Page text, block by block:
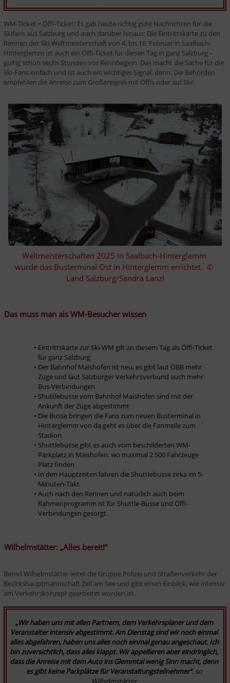
WM-Ticket = Öffi-Ticket! Es gab heute richtig gute Nachrichten für die
Skifans aus Salzburg und auch darüber hinaus: Die Eintrittskarte zu den
Rennen der Ski-Weltmeisterschaft von 4. bis 16. Februar in Saalbach-
Hinterglemm ist auch ein Öffi-Ticket für diesen Tag in ganz Salzburg –
gültig schon sechs Stunden vor Rennbeginn. Das macht die Sache für die
Ski-Fans einfach und ist auch ein wichtiges Signal, denn: Die Behörden
empfehlen die Anreise zum Großereignis mit Öffis oder auf Ski!
Weltmeisterschaften 2025 in Saalbach-Hinterglemm
wurde das Busterminal Ost in Hinterglemm errichtet.  ©
Land Salzburg/Sandra Lanzl
Das muss man als WM-Besucher wissen
Eintrittskarte zur Ski-WM gilt an diesem Tag als Öffi-Ticket
für ganz Salzburg
Der Bahnhof Maishofen ist neu, es gibt laut ÖBB mehr
Züge und laut Salzburger Verkehrsverbund auch mehr
Bus-Verbindungen
Shuttlebusse vom Bahnhof Maishofen sind mit der
Ankunft der Züge abgestimmt
Die Busse bringen die Fans zum neuen Busterminal in
Hinterglemm von da geht es über die Fanmeile zum
Stadion
Shuttlebusse gibt es auch vom beschilderten WM-
Parkplatz in Maishofen, wo maximal 2.500 Fahrzeuge
Platz finden
In den Hauptzeiten fahren die Shuttlebusse zirka im 5-
Minuten-Takt
Auch nach den Rennen und natürlich auch beim
Rahmenprogramm ist für Shuttle-Busse und Öffi-
Verbindungen gesorgt
Wilhelmstätter: „Alles bereit!“
Bernd Wilhelmstätter leitet die Gruppe Polizei und Straßenverkehr der
Bezirkshauptmannschaft Zell am See und gibt einen Einblick, wie intensiv
am Verkehrskonzept gearbeitet worden ist.
„Wir haben uns mit allen Partnern, dem Verkehrsplaner und dem
Veranstalter intensiv abgestimmt. Am Dienstag sind wir noch einmal
alles abgefahren, haben uns alles noch einmal genau angeschaut. Ich
bin zuversichtlich, dass alles klappt. Wir appellieren aber eindringlich,
dass die Anreise mit dem Auto ins Glemmtal wenig Sinn macht, denn
es gibt keine Parkplätze für Veranstaltungsteilnehmer“, so
Wilhelmstätter.